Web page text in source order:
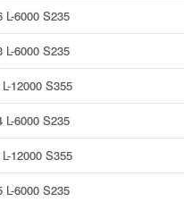
L-6000 S235
L-6000 S235
12000 S355
L-6000 S235
12000 S355
L-6000 S235